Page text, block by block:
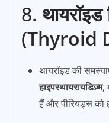
8.
(Thyroid
थायरॉइड की
हाइपरथायरायडिज़्म,
हैं और पीरियड्स को